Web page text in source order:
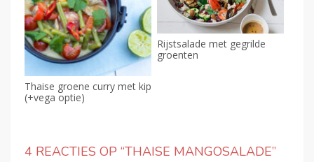
Thaise groene curry met kip
(+vega optie)
Rijstsalade met gegrilde
groenten
4 REACTIES OP “THAISE MANGOSALADE”